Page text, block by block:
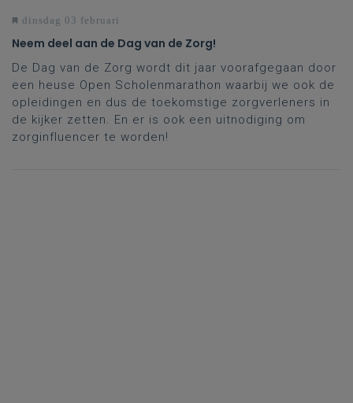
dinsdag 03 februari
Neem deel aan de Dag van de Zorg!
De Dag van de Zorg wordt dit jaar voorafgegaan door
een heuse Open Scholenmarathon waarbij we ook de
opleidingen en dus de toekomstige zorgverleners in
de kijker zetten. En er is ook een uitnodiging om
zorginfluencer te worden!